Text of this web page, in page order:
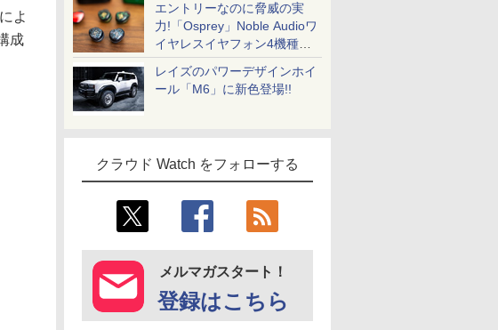
エントリーなのに脅威の実
力!「Osprey」Noble Audioワ
イヤレスイヤフォン4機種を
一気に聴く
レイズのパワーデザインホイ
ール「M6」に新色登場!!
クラウド Watch をフォローする
メルマガスタート！
登録はこちら
よ
成